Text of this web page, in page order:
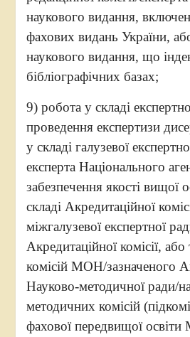
наукового видання,
фахових видань України,
наукового видання, що
бібліографічних базах;
9) робота у складі
проведення експертизи
у складі галузевої
експерта Національного
забезпечення якості вищої
складі Акредитаційної
міжгалузевої експертної
Акредитаційної комісії,
комісій МОН/зазначеного
Науково-методичної ради/
методичних комісій
фахової передвищої